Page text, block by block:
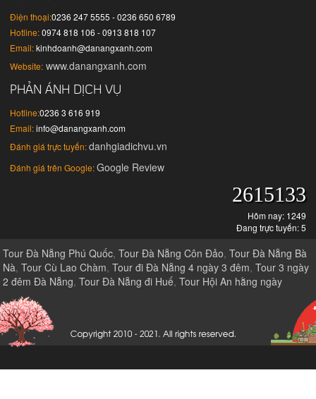
Điện thoại:0236 247 5555 - 0236 650 6789
Hotline: 0974 818 106 - 0913 818 107
Email: kinhdoanh@danangxanh.com
Website: www.danangxanh.com
PHẢN ÁNH DỊCH VỤ
Hotline:0236 3 616 919
Email: info@danangxanh.com
Đánh giá trực tuyến:danhgiadichvu.vn
Đánh giá trên Google: Google Review
2615133
Hôm nay: 1249
Đang trực tuyến: 5
Tour Đà Nẵng Phú Quốc,Tour Đà Nẵng Côn Đảo,Tour Đà Nẵng Bà
Nà,Tour Cù Lao Chàm,Tour đi Đà Nẵng 4 ngày 3 đêm,Tour 3 ngày
2 đêm Đà Nẵng,Tour Đà Nẵng đi Huế,Tour Hội An hằng ngày